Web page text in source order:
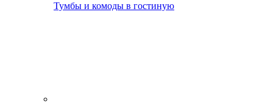
Тумбы и комоды в гостиную